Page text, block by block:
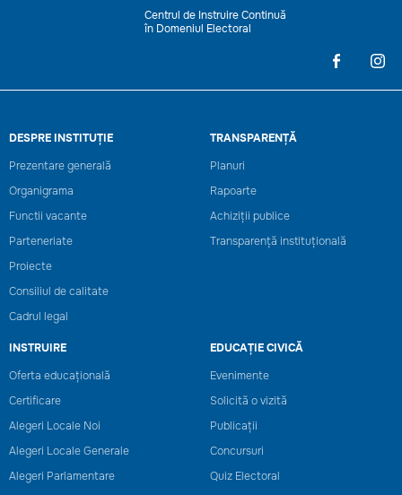
Centrul de Instruire Continuă
în Domeniul Electoral
DESPRE INSTITUȚIE
Prezentare generală
Organigrama
Functii vacante
Parteneriate
Proiecte
Consiliul de calitate
Cadrul legal
TRANSPARENȚĂ
Planuri
Rapoarte
Achiziții publice
Transparență instituțională
INSTRUIRE
Oferta educațională
Certificare
Alegeri Locale Noi
Alegeri Locale Generale
Alegeri Parlamentare
EDUCAȚIE CIVICĂ
Evenimente
Solicită o vizită
Publicații
Concursuri
Quiz Electoral